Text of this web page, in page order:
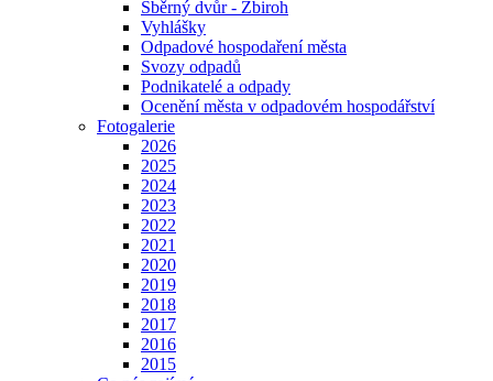
Sběrný dvůr - Zbiroh
Vyhlášky
Odpadové hospodaření města
Svozy odpadů
Podnikatelé a odpady
Ocenění města v odpadovém hospodářství
Fotogalerie
2026
2025
2024
2023
2022
2021
2020
2019
2018
2017
2016
2015